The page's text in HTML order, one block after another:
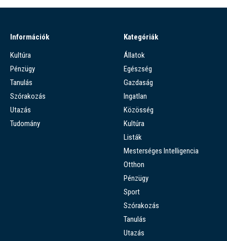
Információk
Kultúra
Pénzügy
Tanulás
Szórakozás
Utazás
Tudomány
Kategóriák
Állatok
Egészség
Gazdaság
Ingatlan
Közösség
Kultúra
Listák
Mesterséges Intelligencia
Otthon
Pénzügy
Sport
Szórakozás
Tanulás
Utazás